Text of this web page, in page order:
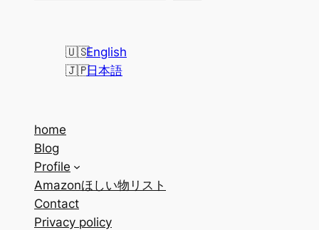
English
日本語
home
Blog
Profile
Amazonほしい物リスト
Contact
Privacy policy